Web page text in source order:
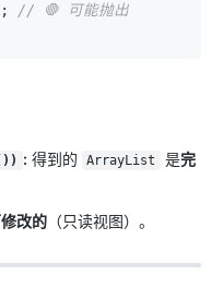
// 🛑 可能抛出
: 得到的 ArrayList 是完
改的（只读视图）。